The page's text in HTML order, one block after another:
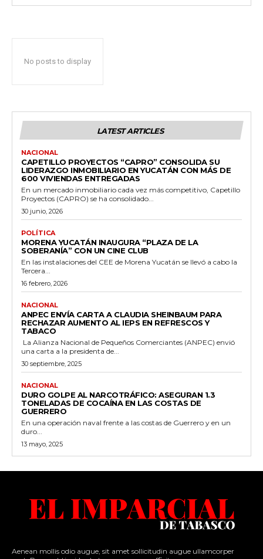
No posts to display
LATEST ARTICLES
NACIONAL
CAPETILLO PROYECTOS “CAPRO” CONSOLIDA SU
LIDERAZGO INMOBILIARIO EN YUCATÁN CON MÁS DE
600 VIVIENDAS ENTREGADAS
En un mercado inmobiliario cada vez más competitivo, Capetillo
Proyectos (CAPRO) se ha consolidado...
30 junio, 2026
POLÍTICA
MORENA YUCATÁN INAUGURA “PLAZA DE LA
SOBERANÍA” CON UN CINE CLUB
En las instalaciones del CEE de Morena Yucatán se llevó a cabo la
Tercera...
16 febrero, 2026
NACIONAL
ANPEC ENVÍA CARTA A CLAUDIA SHEINBAUM PARA
RECHAZAR AUMENTO AL IEPS EN REFRESCOS Y
TABACO
La Alianza Nacional de Pequeños Comerciantes (ANPEC) envió
una carta a la presidenta de...
30 septiembre, 2025
NACIONAL
DURO GOLPE AL NARCOTRÁFICO: ASEGURAN 1.3
TONELADAS DE COCAÍNA EN LAS COSTAS DE
GUERRERO
En una operación naval frente a las costas de Guerrero y en un
duro...
13 mayo, 2025
Aenean mollis odio augue, sit amet sollicitudin augue ullamcorper